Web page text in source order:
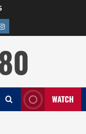
WATCH